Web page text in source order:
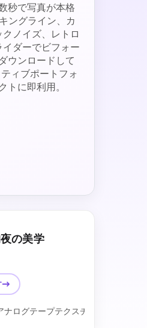
秒で写真が本格
ングライン、カ
ノイズ、レトロ
ダーでビフォー
ウンロードして
ィブポートフォ
トに即利用。
ティックカラー分離、下部
の美学
→
ナログテープテクスチャ、スキャ